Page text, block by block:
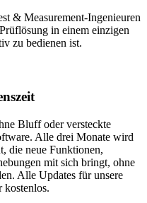
& Measurement-Ingenieuren
in einem einzigen
zu bedienen ist.
Bluff oder versteckte
Alle drei Monate wird
die neue Funktionen,
mit sich bringt, ohne
Alle Updates für unsere
kostenlos.